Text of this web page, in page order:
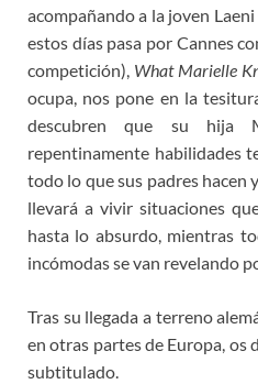
acompañando a la joven
estos días pasa por Cannes
competición), What Marielle
ocupa, nos pone en la
descubren que su hija
repentinamente habilidades
todo lo que sus padres hacen
llevará a vivir situaciones
hasta lo absurdo, mientras
incómodas se van revelando
Tras su llegada a terreno
en otras partes de Europa, os
subtitulado.